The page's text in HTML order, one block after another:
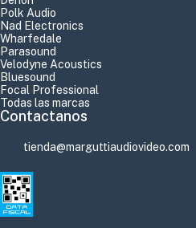
Polk Audio
Nad Electronics
Wharfedale
Parasound
Velodyne Acoustics
Bluesound
Focal Professional
Todas las marcas
Contactanos
tienda@marguttiaudiovideo.com